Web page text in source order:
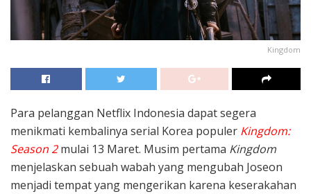
Kingdom
Para pelanggan Netflix Indonesia dapat segera
menikmati kembalinya serial Korea populer Kingdom:
Season 2mulai 13 Maret. Musim pertama Kingdom
menjelaskan sebuah wabah yang mengubah Joseon
menjadi tempat yang mengerikan karena keserakahan